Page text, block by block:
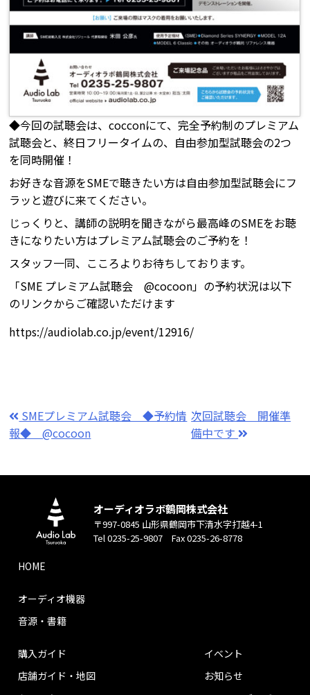
◆今回の試聴会は、cocconにて、完全予約制のプレミアム
試聴会と、終日フリータイムの、自由参加型試聴会の2つ
を同時開催！
お好きな音源をSMEで聴きたい方は自由参加型試聴会にフ
ラッと遊びに来てください。
じっくりと、講師の説明を聞きながら最高峰のSMEをお聴
きになりたい方はプレミアム試聴会のご予約を！
スタッフ一同、こころよりお待ちしております。
「SME プレミアム試聴会 @cocoon」の予約状況は以下
のリンクからご確認いただけます
https://audiolab.co.jp/event/12916/
SMEプレミアム試聴会 ◆予約情
報◆ @cocoon
次回試聴会 開催準
備中です
オーディオラボ鶴岡株式会社
〒997-0845 山形県鶴岡市下清水字打越4-1
Tel 0235-25-9807 Fax 0235-26-8778
HOME
オーディオ機器
音源・書籍
購入ガイド
店舗ガイド・地図
イベント
お知らせ